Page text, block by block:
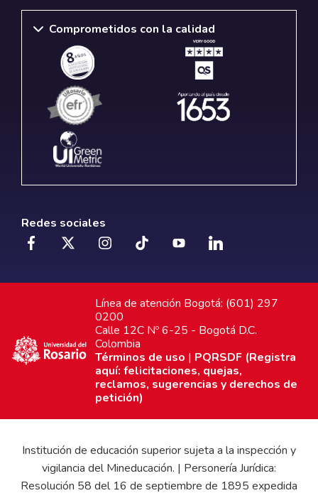
Comprometidos con la calidad
Redes sociales
Línea de atención Bogotá: (601) 297
0200
Calle 12C Nº 6-25 - Bogotá D.C.
Colombia
Términos de uso | PQRSDF (Registra
aquí: felicitaciones, quejas,
reclamos, sugerencias y derechos de
petición)
Institución de educación superior sujeta a la inspección y
vigilancia del Mineducación. | Personería Jurídica:
Resolución 58 del 16 de septiembre de 1895 expedida